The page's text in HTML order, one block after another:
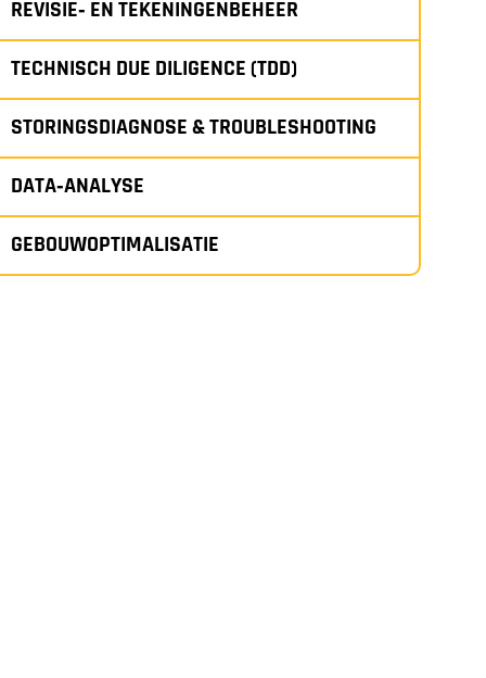
REVISIE‑ EN TEKENINGENBEHEER
TECHNISCH DUE DILIGENCE (TDD)
STORINGSDIAGNOSE & TROUBLESHOOTING
DATA‑ANALYSE
GEBOUWOPTIMALISATIE